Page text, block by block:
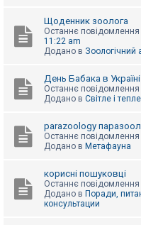
Щоденник зоолога
Останнє повідомлення
11:22 am
Додано в Зоологічний
День Бабака в Україні
Останнє повідомлення
Додано в Світле і
parazoology
Останнє повідомлення
Додано в Метафауна
корисні пошуковці
Останнє повідомлення
Додано в Поради,
консультации